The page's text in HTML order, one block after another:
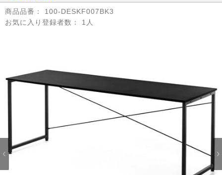
商品品番：
100-DESKF007BK3
お気に入り登録者数：
1人